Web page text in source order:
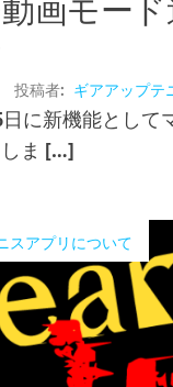
画モー
投稿者: ギアアップテ
日に新機能として
ま […]
スアプリについて